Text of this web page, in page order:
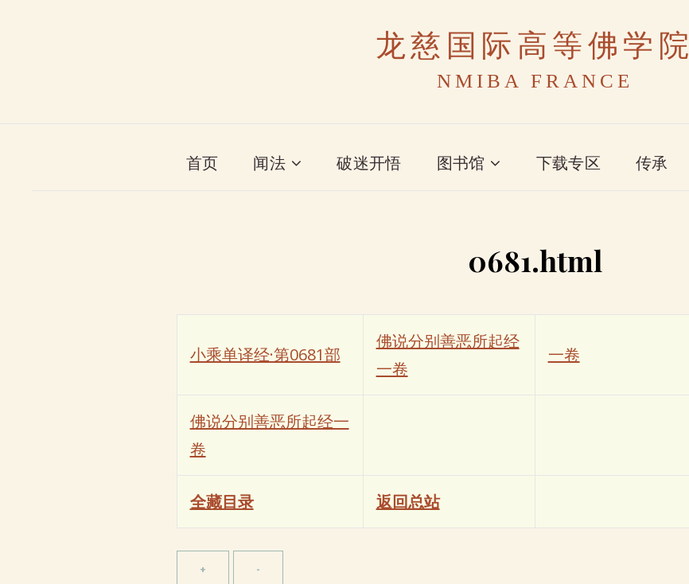
龙慈国际高等佛学院
NMIBA FRANCE
首页 闻法 破迷开悟 图书馆 下载专区 传承
0681.html
小乘单译经·第0681部
佛说分别善恶所起经
一卷
一卷
佛说分别善恶所起经一
卷
全藏目录 返回总站